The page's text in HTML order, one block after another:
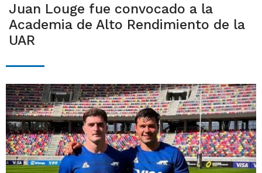
Juan Louge fue convocado a la
Academia de Alto Rendimiento de la
UAR